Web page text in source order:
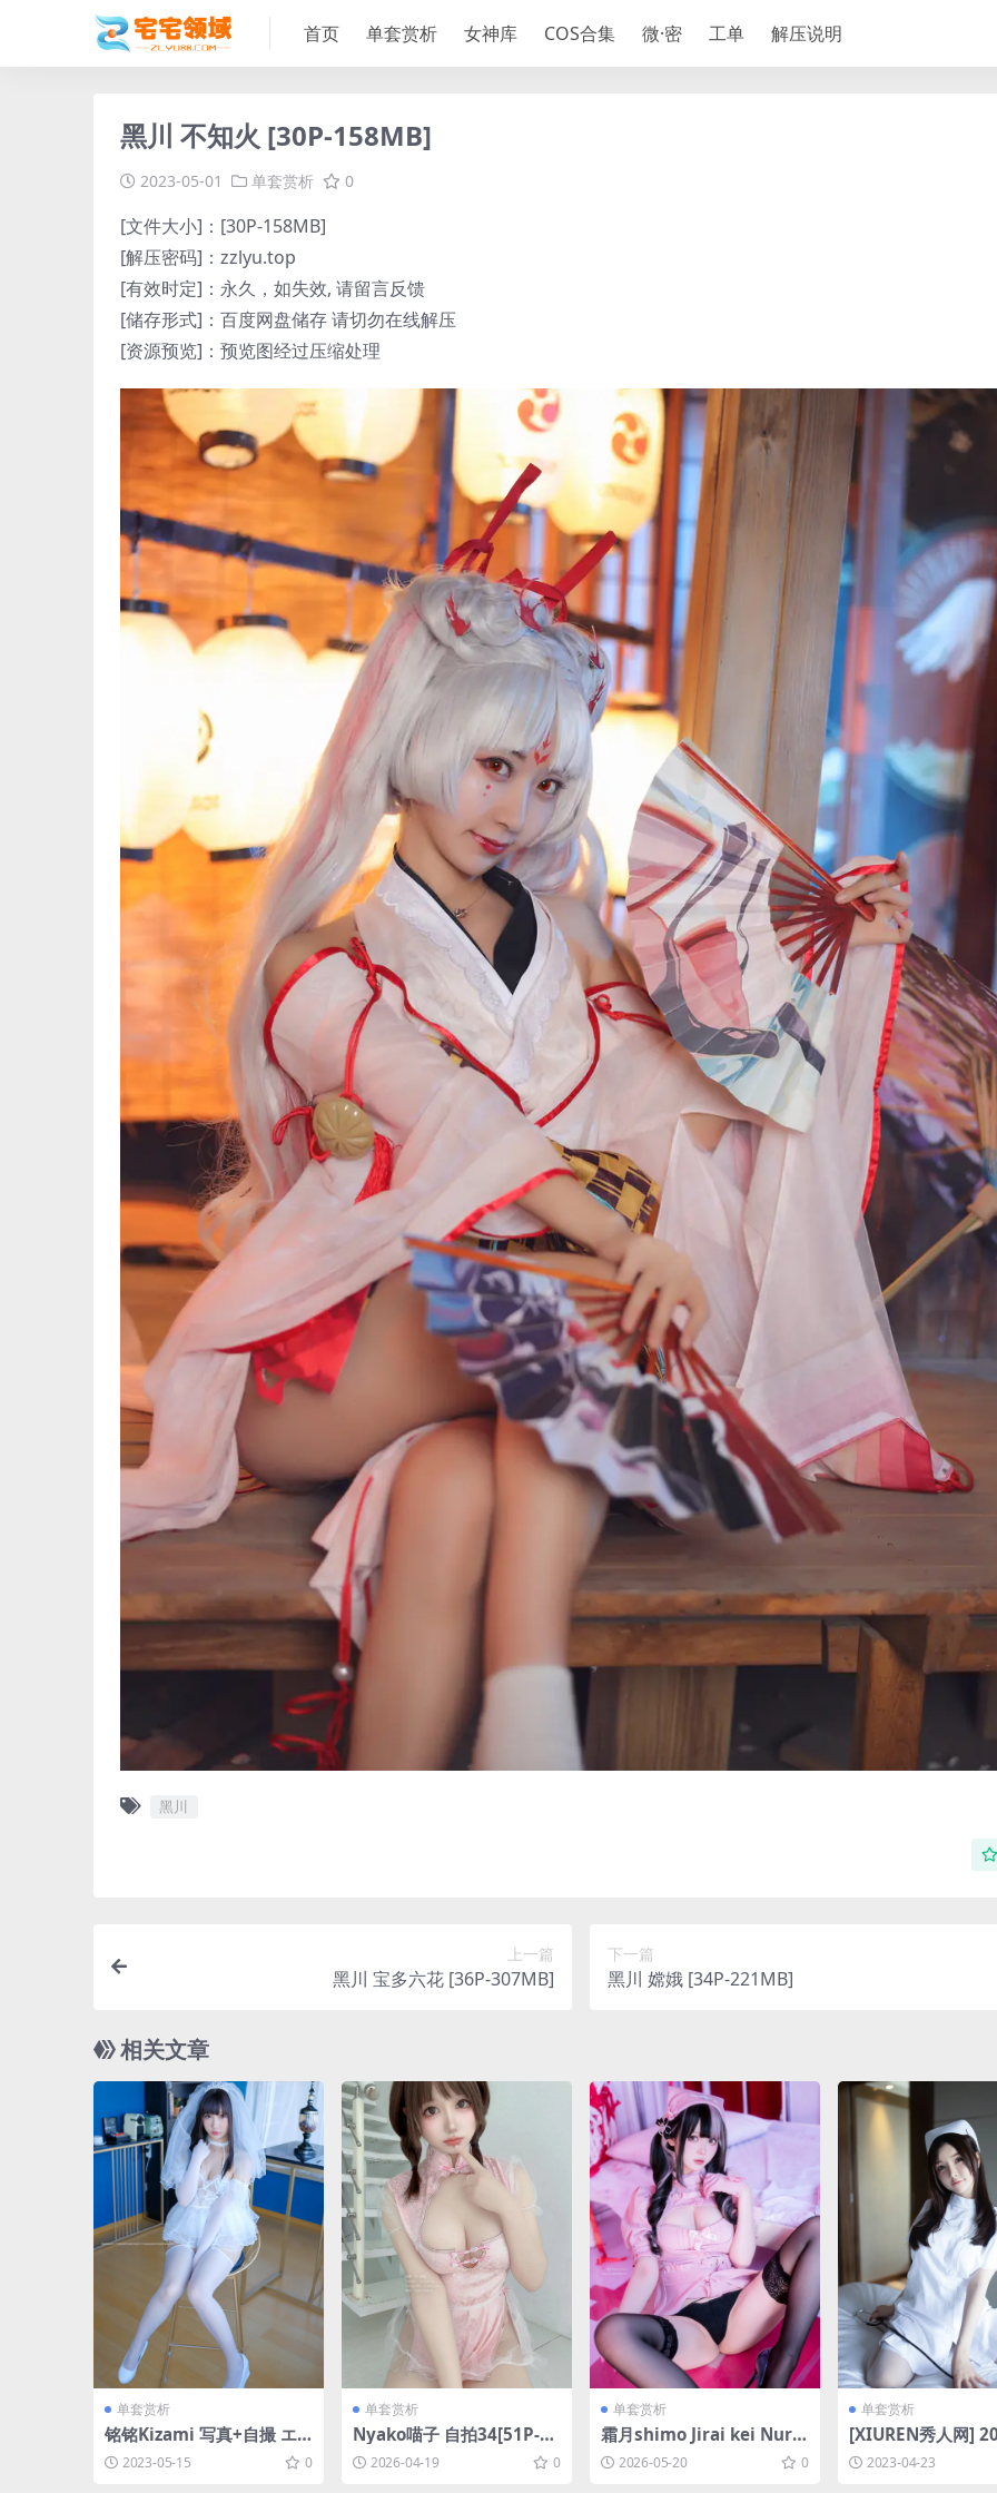
首页 单套赏析 女神库 COS合集 微·密 工单 解压说明
黑川 不知火 [30P-158MB]
2023-05-01 单套赏析 0
[文件大小]：[30P-158MB]
[解压密码]：zzlyu.top
[有效时定]：永久，如失效, 请留言反馈
[储存形式]：百度网盘储存 请切勿在线解压
[资源预览]：预览图经过压缩处理
黑川
上一篇
黑川 宝多六花 [36P-307MB]
下一篇
黑川 嫦娥 [34P-221MB]
相关文章
单套赏析
铭铭Kizami 写真+自撮 エ
ロ花嫁&チャイナドレス [1
08P 358M]
2023-05-15 0
单套赏析
Nyako喵子 自拍34[51P-7
3.4M]
2026-04-19 0
单套赏析
霜月shimo Jirai kei Nurs
e 2026[29P-105.3M]
2026-05-20 0
单套赏析
[XIUREN秀人网]
20 No.3114 糯美
abe [54P-508MB]
2023-04-23